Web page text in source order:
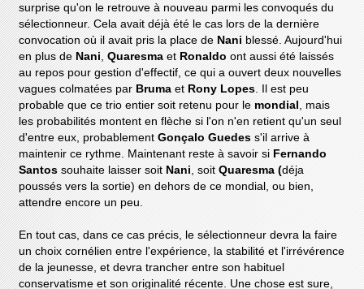
surprise qu'on le retrouve à nouveau parmi les convoqués du
sélectionneur. Cela avait déjà été le cas lors de la dernière
convocation où il avait pris la place de Nani blessé. Aujourd'hui
en plus de Nani ,Quaresmaet Ronaldoont aussi été laissés
au repos pour gestion d'effectif, ce qui a ouvert deux nouvelles
vagues colmatées par Brumaet Rony Lopes . Il est peu
probable que ce trio entier soit retenu pour lemondial
, mais
les probabilités montent en flèche si l'on n'en retient qu'un seul
d'entre eux, probablementGonçalo Guedes s'il arrive à
maintenir ce rythme. Maintenant reste à savoir si Fernando
Santossouhaite laisser soit Nani , soitQuaresma (déja
poussés vers la sortie) en dehors de ce mondial, ou bien,
attendre encore un peu.
En tout cas, dans ce cas précis, le sélectionneur devra la faire
un choix cornélien entre l'expérience, la stabilité et l'irrévérence
de la jeunesse, et devra trancher entre son habituel
conservatisme et son originalité récente. Une chose est sure,